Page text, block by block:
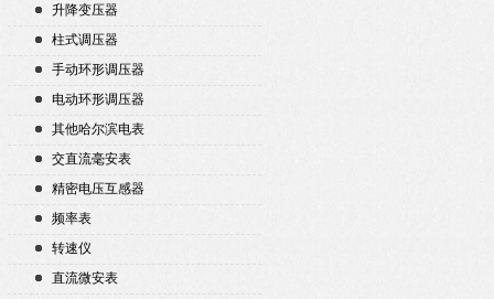
升降变压器
柱式调压器
手动环形调压器
电动环形调压器
其他哈尔滨电表
交直流毫安表
精密电压互感器
频率表
转速仪
直流微安表